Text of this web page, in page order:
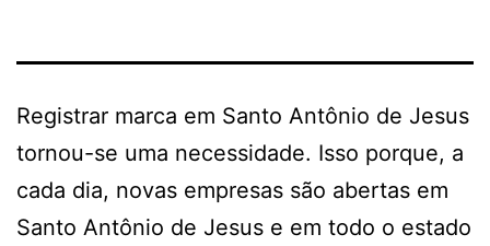
Registrar marca em Santo Antônio de Jesus
tornou-se uma necessidade. Isso porque, a
cada dia, novas empresas são abertas em
Santo Antônio de Jesus e em todo o estado